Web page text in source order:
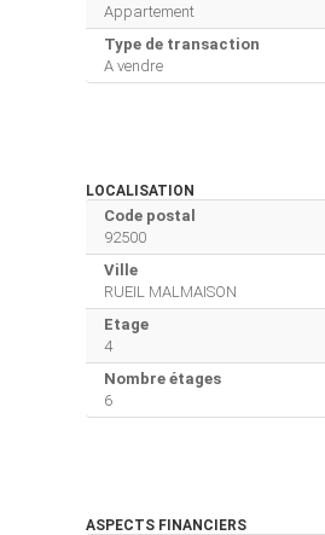
Appartement
Type de transaction
A vendre
LOCALISATION
Code postal
92500
Ville
RUEIL MALMAISON
Etage
4
Nombre étages
6
ASPECTS FINANCIERS